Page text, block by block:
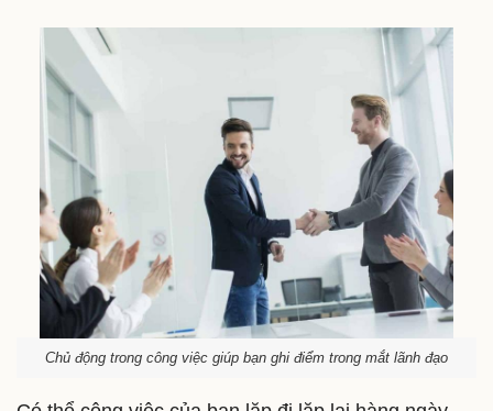
Chủ động trong công việc giúp bạn ghi điểm trong mắt lãnh đạo